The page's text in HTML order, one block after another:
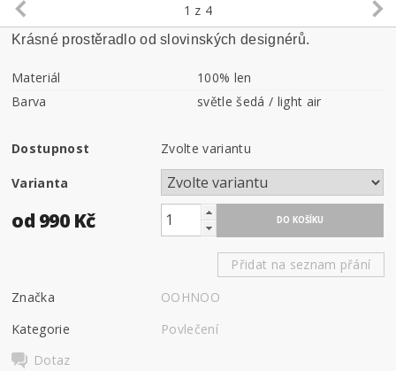
1 z 4
Krásné prostěradlo od slovinských designérů.
Materiál
100% len
Barva
světle šedá / light air
Dostupnost Zvolte variantu
Varianta
od 990 Kč
Přidat na seznam přání
Značka
OOHNOO
Kategorie
Povlečení
Dotaz